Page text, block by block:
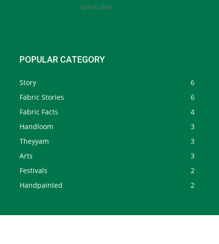
June 6, 2024
POPULAR CATEGORY
Story
6
Fabric Stories
6
Fabric Facts
4
Handloom
3
Theyyam
3
Arts
3
Festivals
2
Handpainted
2